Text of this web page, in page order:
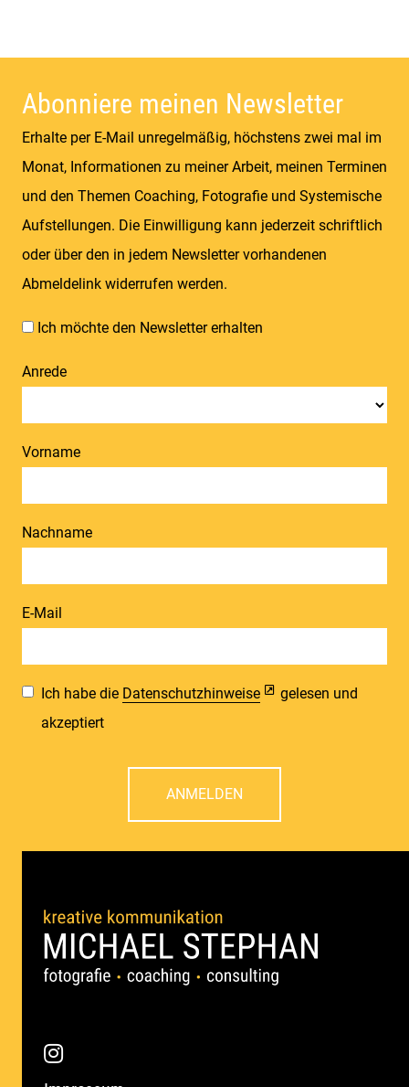
Abonniere meinen Newsletter
Erhalte per E-Mail unregelmäßig, höchstens zwei mal im
Monat, Informationen zu meiner Arbeit, meinen Terminen
und den Themen Coaching, Fotografie und Systemische
Aufstellungen. Die Einwilligung kann jederzeit schriftlich
oder über den in jedem Newsletter vorhandenen
Abmeldelink widerrufen werden.
Ich möchte den Newsletter erhalten
Anrede
Vorname
Nachname
E-Mail
Ich habe die Datenschutzhinweise
gelesen und
akzeptiert
ANMELDEN